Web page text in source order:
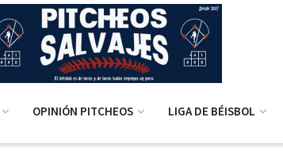
OPINIÓN PITCHEOS LIGA DE BÉISBOL